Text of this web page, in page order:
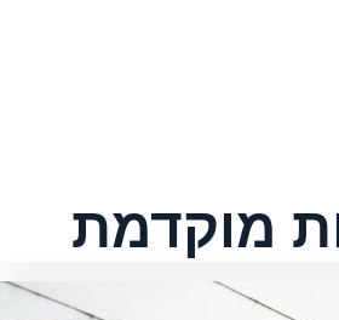
מוקדמת